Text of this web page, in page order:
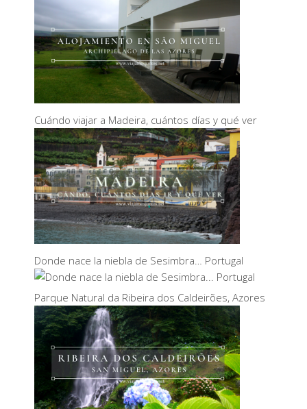
Cuándo viajar a Madeira, cuántos días y qué ver
Donde nace la niebla de Sesimbra… Portugal
Parque Natural da Ribeira dos Caldeirões, Azores